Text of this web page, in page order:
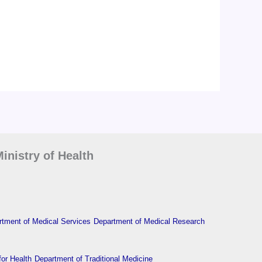
of Health
of Medical Services Department of Medical Research
Health Department of Traditional Medicine